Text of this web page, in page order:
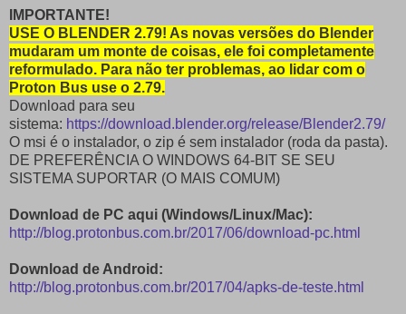
IMPORTANTE!
USE O BLENDER 2.79! As novas versões do Blender
mudaram um monte de coisas, ele foi completamente
reformulado. Para não ter problemas, ao lidar com o
Proton Bus use o 2.79.
Download para seu
sistema: https://download.blender.org/release/Blender2.79/
O msi é o instalador, o zip é sem instalador (roda da pasta).
DE PREFERÊNCIA O WINDOWS 64-BIT SE SEU
SISTEMA SUPORTAR (O MAIS COMUM)
Download de PC aqui (Windows/Linux/Mac):
http://blog.protonbus.com.br/2017/06/download-pc.html
Download de Android:
http://blog.protonbus.com.br/2017/04/apks-de-teste.html